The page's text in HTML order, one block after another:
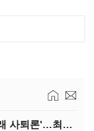
"당권은 짧다" 광주서 터진 '정청래 사퇴론'…최고위 '아수라장'